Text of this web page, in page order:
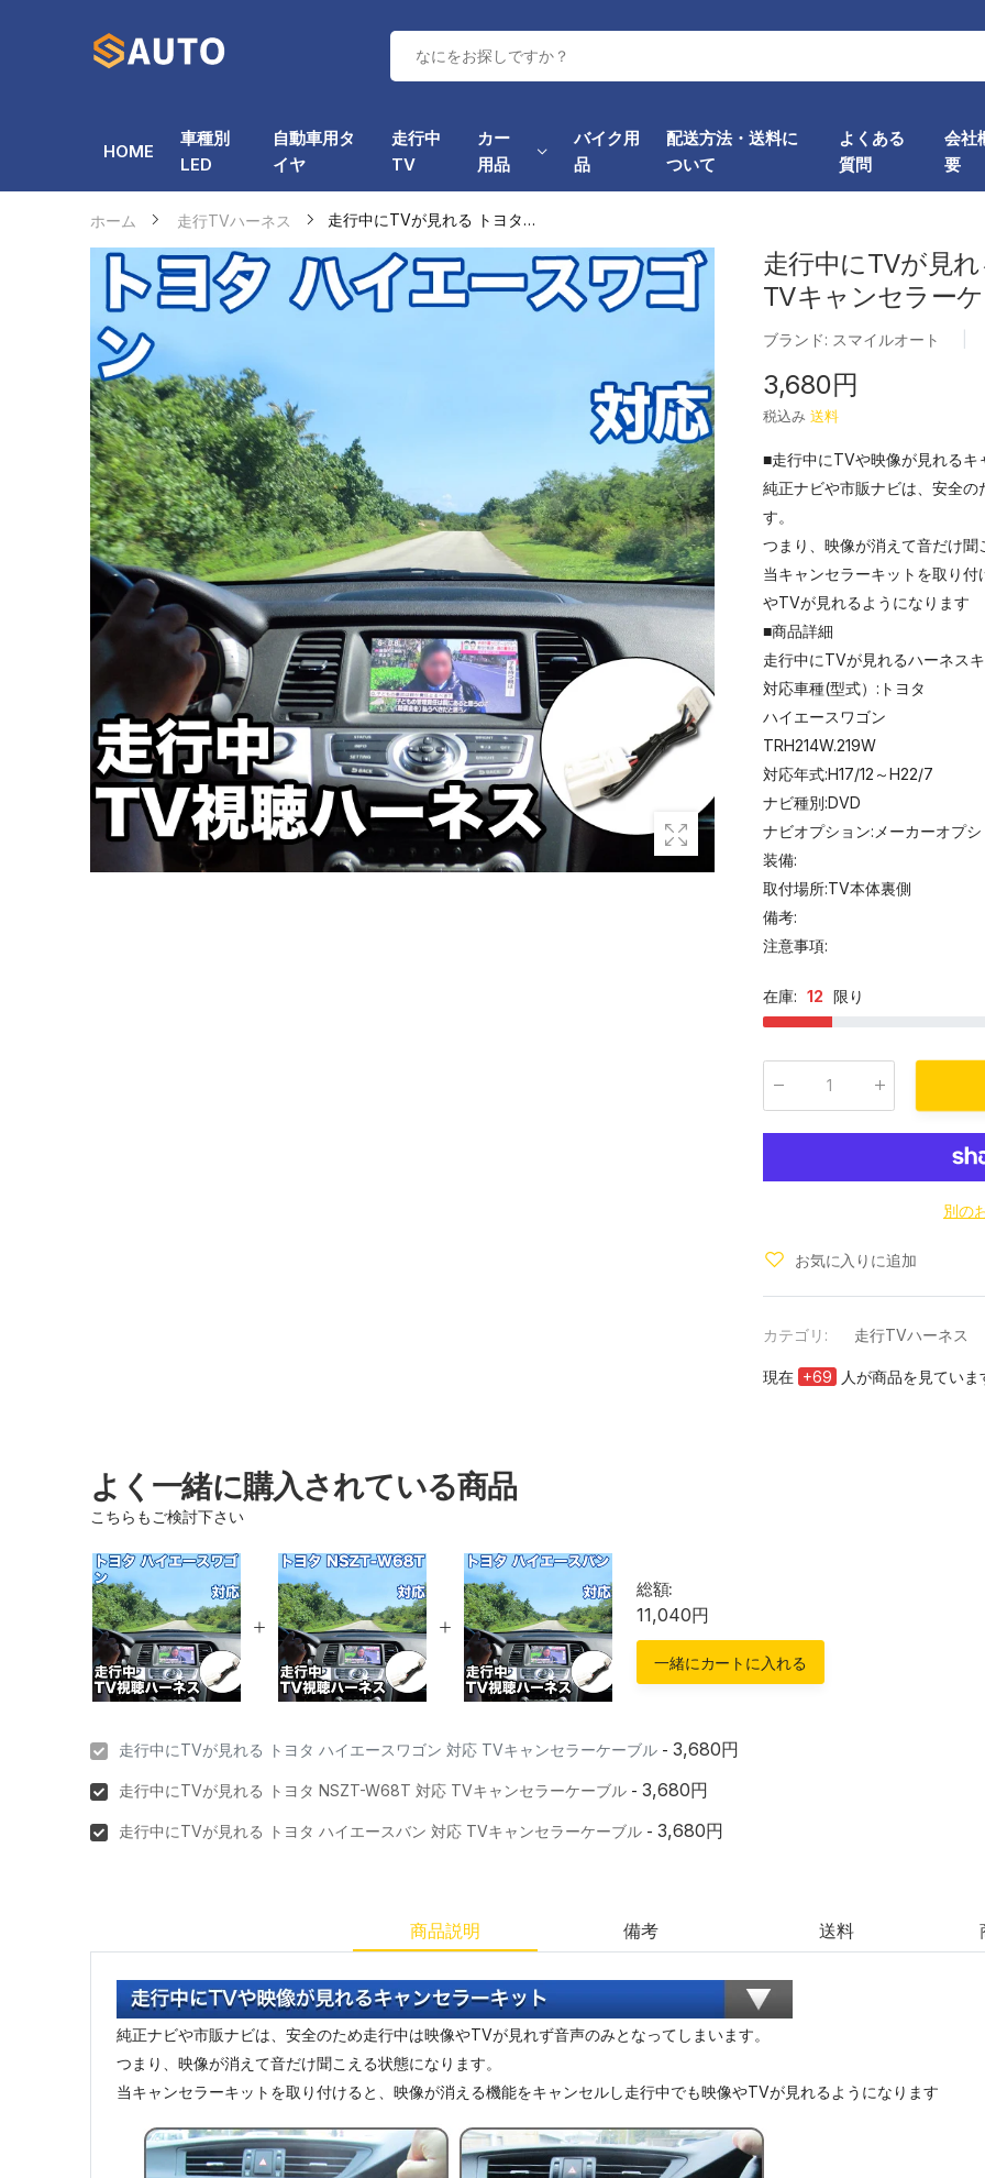
HOME
車種別
LED
自動車用タ
イヤ
走行中
TV
カー
用品
バイク用
品
配送方法・送料に
ついて
よくある
質問
会社
要
ホーム 走行TVハーネス 走行中にTVが見れる トヨタ ハイエースワゴン 対応...
走行中にTVが見
TVキャンセラー
ブランド: スマイルオート
3,680円
税込み 送料
■走行中にTVや映像が見れるキ
純正ナビや市販ナビは、安全
す。
つまり、映像が消えて音だけ
当キャンセラーキットを取り
やTVが見れるようになります
■商品詳細
走行中にTVが見れるハーネ
対応車種(型式）:トヨタ
ハイエースワゴン
TRH214W.219W
対応年式:H17/12～H22/7
ナビ種別:DVD
ナビオプション:メーカーオプ
装備:
取付場所:TV本体裏側
備考:
注意事項:
在庫: 12 限り
別の
お気に入りに追加
カテゴリ: 走行TVハーネス
現在 +69 人が商品を見ていま
よく一緒に購入されている商品
こちらもご検討下さい
総額:
11,040円
一緒にカートに入れる
走行中にTVが見れる トヨタ ハイエースワゴン 対応 TVキャンセラーケーブル - 3,680円
走行中にTVが見れる トヨタ NSZT-W68T 対応 TVキャンセラーケーブル - 3,680円
走行中にTVが見れる トヨタ ハイエースバン 対応 TVキャンセラーケーブル - 3,680円
商品説明 備考 送料
純正ナビや市販ナビは、安全のため走行中は映像やTVが見れず音声のみとなってしまいます。
つまり、映像が消えて音だけ聞こえる状態になります。
当キャンセラーキットを取り付けると、映像が消える機能をキャンセルし走行中でも映像やTVが見れるようになります